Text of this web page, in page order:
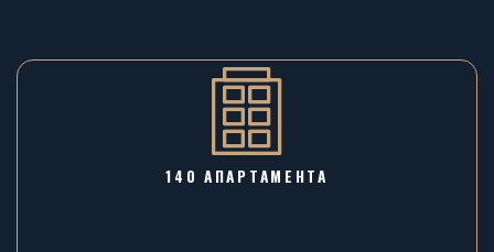
140 АПАРТАМЕНТА